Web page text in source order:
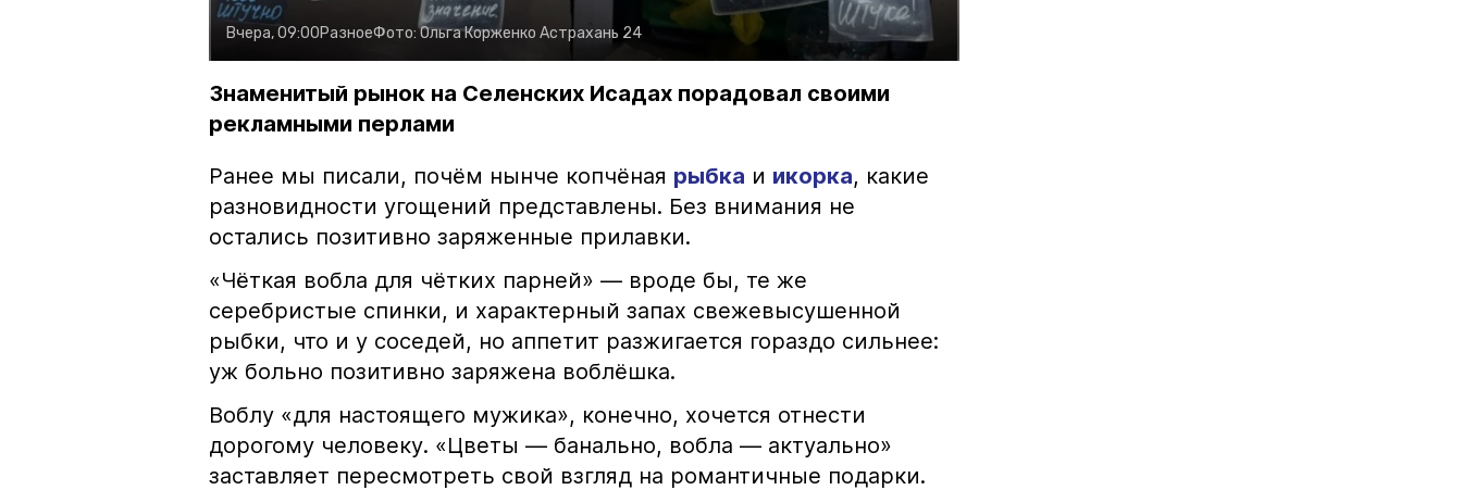
Вчера, 09:00РазноеФото:Ольга Корженко Астрахань 24
Знаменитый рынок на Селенских Исадах порадовал своими
рекламными перлами
Ранее мы писали, почём нынче копчёная рыбка и икорка, какие
разновидности угощений представлены. Без внимания не
остались позитивно заряженные прилавки.
«Чёткая вобла для чётких парней» — вроде бы, те же
серебристые спинки, и характерный запах свежевысушенной
рыбки, что и у соседей, но аппетит разжигается гораздо сильнее:
уж больно позитивно заряжена воблёшка.
Воблу «для настоящего мужика», конечно, хочется отнести
дорогому человеку. «Цветы — банально, вобла — актуально»
заставляет пересмотреть свой взгляд на романтичные подарки.